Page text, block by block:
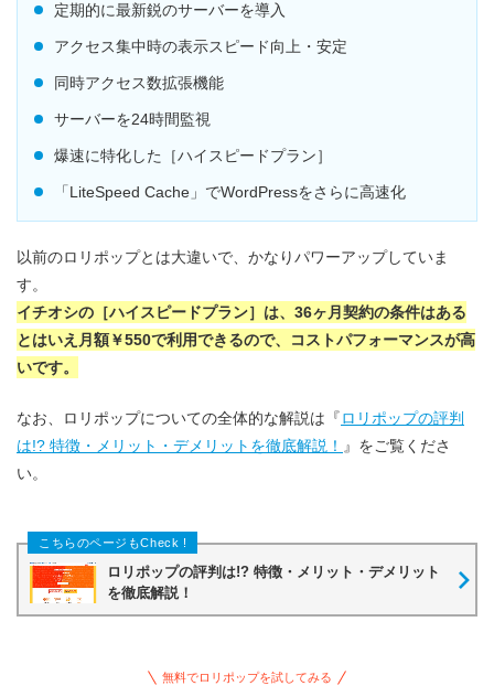
定期的に最新鋭のサーバーを導入
アクセス集中時の表示スピード向上・安定
同時アクセス数拡張機能
サーバーを24時間監視
爆速に特化した［ハイスピードプラン］
「LiteSpeed Cache」でWordPressをさらに高速化
以前のロリポップとは大違いで、かなりパワーアップしていま
す。
イチオシの［ハイスピードプラン］は、36ヶ月契約の条件はある
とはいえ月額￥550で利用できるので、コストパフォーマンスが高
いです。
なお、ロリポップについての全体的な解説は『ロリポップの評判
は!? 特徴・メリット・デメリットを徹底解説！ 』をご覧くださ
い。
ロリポップの評判は!? 特徴・メリット・デメリット
を徹底解説！
無料でロリポップを試してみる